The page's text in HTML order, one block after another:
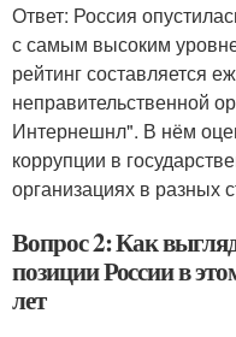
Ответ: Россия
с самым высоким
рейтинг составляется
неправительственной
Интернешнл". В нём
коррупции в
организациях в разных
Вопрос 2: Как
позиции России в
лет